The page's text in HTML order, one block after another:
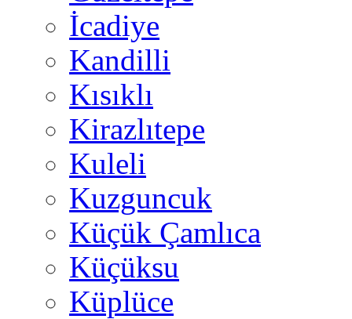
İcadiye
Kandilli
Kısıklı
Kirazlıtepe
Kuleli
Kuzguncuk
Küçük Çamlıca
Küçüksu
Küplüce